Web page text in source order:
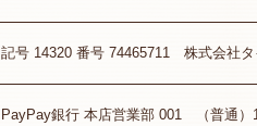
記号 14320 番号 74465711 株式会社タ
PayPay銀行 本店営業部 001 （普通